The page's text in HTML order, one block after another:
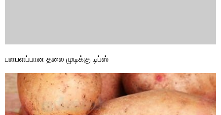
பளபளப்பான தலை முடிக்கு டிப்ஸ்